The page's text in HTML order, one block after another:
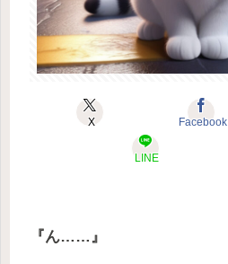
X Facebook
LINE
『ん……』